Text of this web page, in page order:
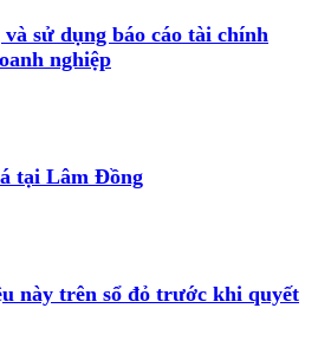
sử dụng báo cáo tài chính
nghiệp
tại Lâm Đồng
này trên sổ đỏ trước khi quyết